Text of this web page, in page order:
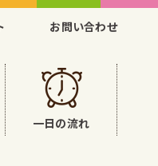
お問い合わせ
一日の流れ